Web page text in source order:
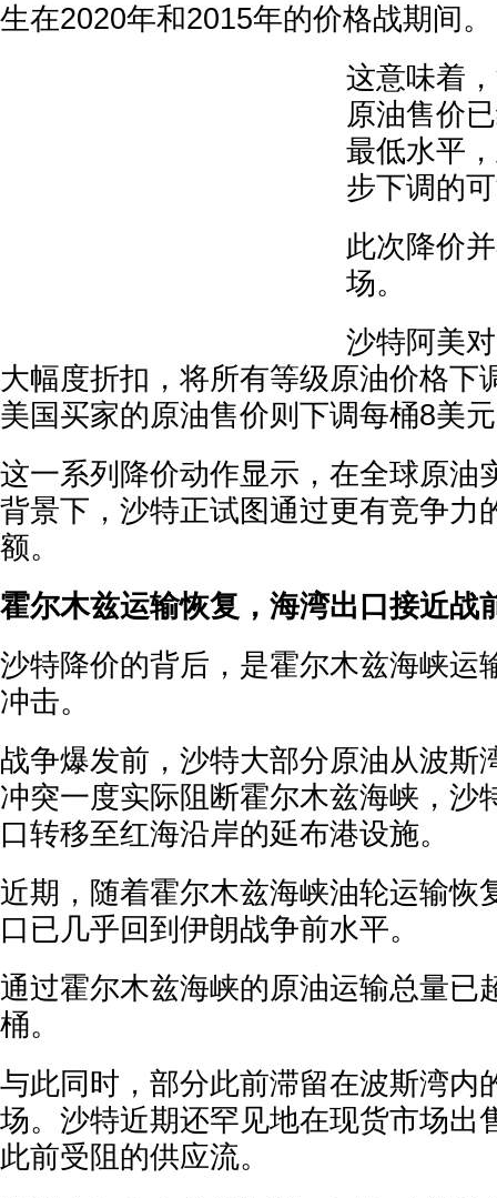
生在2020年和2015年的价格战期间。
这意味着
原油售价
最低水平
步下调的
此次降价
场。
沙特阿美
大幅度折扣，将所有等级原油价格下
美国买家的原油售价则下调每桶8美
这一系列降价动作显示，在全球原油
背景下，沙特正试图通过更有竞争力
额。
霍尔木兹运输恢复，海湾出口接近战
沙特降价的背后，是霍尔木兹海峡运
冲击。
战争爆发前，沙特大部分原油从波斯
冲突一度实际阻断霍尔木兹海峡，沙
口转移至红海沿岸的延布港设施。
近期，随着霍尔木兹海峡油轮运输恢
口已几乎回到伊朗战争前水平。
通过霍尔木兹海峡的原油运输总量已
桶。
与此同时，部分此前滞留在波斯湾内
场。沙特近期还罕见地在现货市场出
此前受阻的供应流。